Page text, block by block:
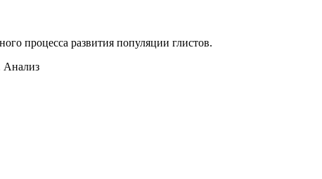
процесса развития популяции глистов.